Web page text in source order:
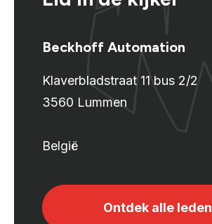
Beckhoff Automation
Klaverbladstraat 11 bus 2/2
3560 Lummen
België
Ontdek alle leden